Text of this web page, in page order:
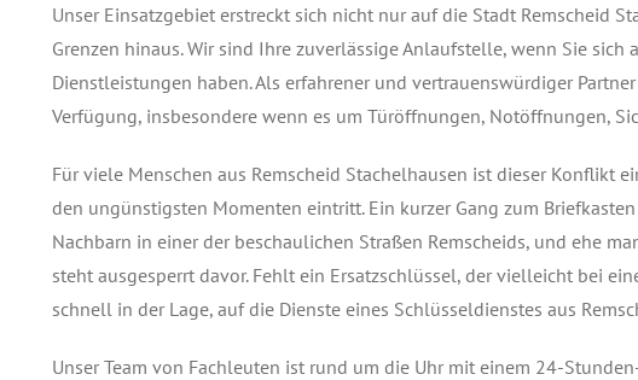
Unser Einsatzgebiet erstreckt sich nicht nur auf die Stadt Remscheid
Grenzen hinaus. Wir sind Ihre zuverlässige Anlaufstelle, wenn Sie sich
Dienstleistungen haben. Als erfahrener und vertrauenswürdiger
Verfügung, insbesondere wenn es um Türöffnungen, Notöffnungen,
Für viele Menschen aus Remscheid Stachelhausen ist dieser Konflikt
den ungünstigsten Momenten eintritt. Ein kurzer Gang zum
Nachbarn in einer der beschaulichen Straßen Remscheids, und ehe
steht ausgesperrt davor. Fehlt ein Ersatzschlüssel, der vielleicht bei
schnell in der Lage, auf die Dienste eines Schlüsseldienstes aus
Unser Team von Fachleuten ist rund um die Uhr mit einem 24-